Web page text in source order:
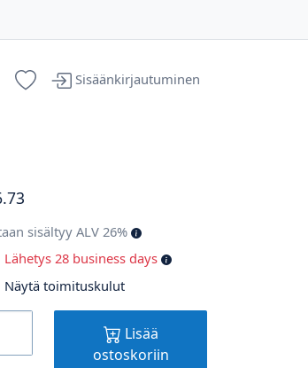
Sisäänkirjautuminen
.73
sisältyy ALV 26%
Lähetys 28 business days
Näytä toimituskulut
Lisää
ostoskoriin